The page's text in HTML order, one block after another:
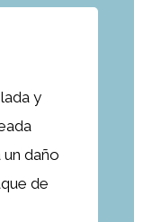
y
un daño
de